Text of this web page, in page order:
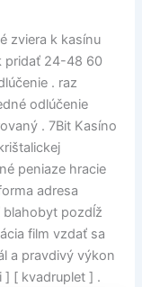
zviera k kasínu
pridať 24-48 60
. raz
odlúčenie
. 7Bit Kasíno
peniaze hracie
adresa
blahobyt pozdĺž
film vzdať sa
a pravdivý výkon
] [ kvadruplet ] .